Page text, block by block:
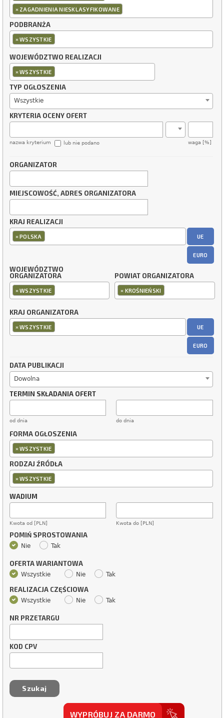
× ZAGADNIENIA NIESKLASYFIKOWANE
PODBRANŻA
×WSZYSTKIE
WOJEWÓDZTWO REALIZACJI
×WSZYSTKIE
TYP OGŁOSZENIA
Wszystkie
KRYTERIA OCENY OFERT
nazwa kryterium waga [%]
lub nie podano
ORGANIZATOR
MIEJSCOWOŚĆ, ADRES ORGANIZATORA
KRAJ REALIZACJI
×POLSKA UE
EURO
WOJEWÓDZTWO
ORGANIZATORA
×WSZYSTKIE
POWIAT ORGANIZATORA
× KROŚNIEŃSKI
KRAJ ORGANIZATORA
×WSZYSTKIE UE
EURO
DATA PUBLIKACJI
Dowolna
TERMIN SKŁADANIA OFERT
od dnia do dnia
FORMA OGŁOSZENIA
×WSZYSTKIE
RODZAJ ŹRÓDŁA
×WSZYSTKIE
WADIUM
Kwota od [PLN] Kwota do [PLN]
POMIŃ SPROSTOWANIA
Nie Tak
OFERTA WARIANTOWA
Wszystkie Nie Tak
REALIZACJA CZĘŚCIOWA
Wszystkie Nie Tak
NR PRZETARGU
KOD CPV
WYPRÓBUJ ZA DARMO